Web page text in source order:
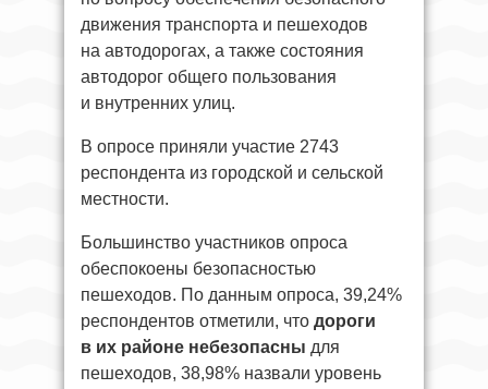
движения транспорта и пешеходов
на автодорогах, а также состояния
автодорог общего пользования
и внутренних улиц.
В опросе приняли участие 2743
респондента из городской и сельской
местности.
Большинство участников опроса
обеспокоены безопасностью
пешеходов. По данным опроса, 39,24%
респондентов отметили, что дороги
в их районе небезопасны для
пешеходов, 38,98% назвали уровень